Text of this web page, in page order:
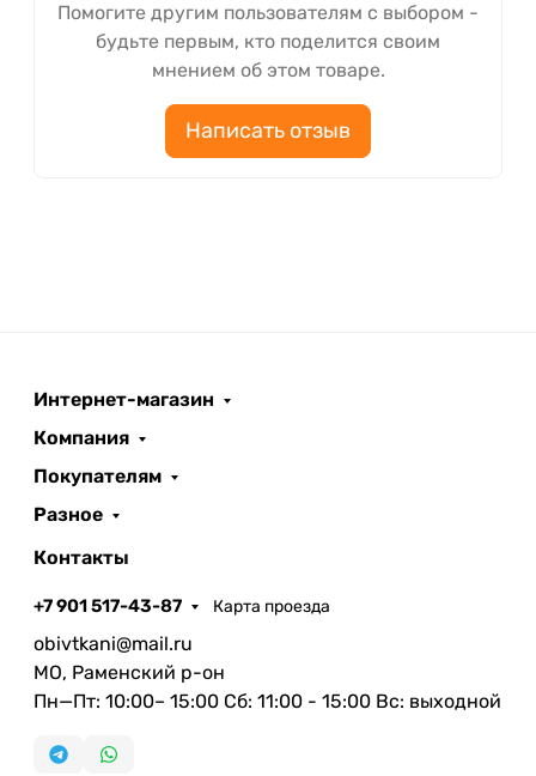
Помогите другим пользователям с выбором -
будьте первым, кто поделится своим
мнением об этом товаре.
Написать отзыв
Интернет-магазин
Компания
Покупателям
Разное
Контакты
+7 901 517-43-87 Карта проезда
obivtkani@mail.ru
МО, Раменский р-он
Пн—Пт: 10:00– 15:00 Сб: 11:00 - 15:00 Вс: выходной